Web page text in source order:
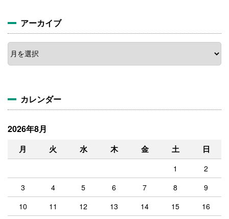
アーカイブ
ア
ー
カ
カレンダー
2026年8月
月 火 水 木 金 土 日
1
2
3
4 5 6 7 8
9
10
11 12 13 14 15
16